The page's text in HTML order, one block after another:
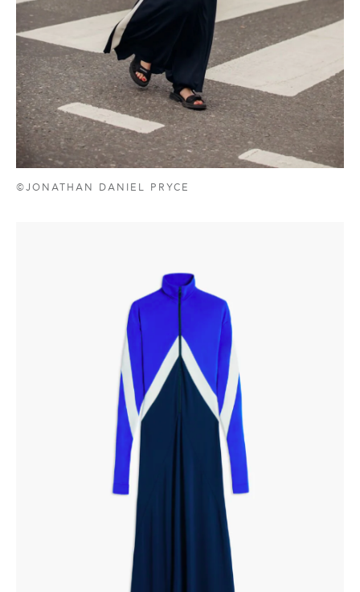
©JONATHAN DANIEL PRYCE